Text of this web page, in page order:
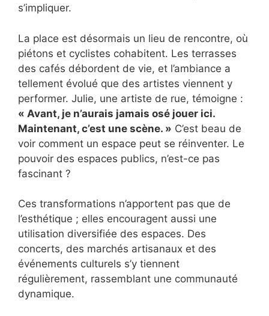
s’impliquer.
La place est désormais un lieu de rencontre, où
piétons et cyclistes cohabitent. Les terrasses
des cafés débordent de vie, et l’ambiance a
tellement évolué que des artistes viennent y
performer. Julie, une artiste de rue, témoigne :
« Avant, je n’aurais jamais osé jouer ici.
Maintenant, c’est une scène. » C’est beau de
voir comment un espace peut se réinventer. Le
pouvoir des espaces publics, n’est-ce pas
fascinant ?
Ces transformations n’apportent pas que de
l’esthétique ; elles encouragent aussi une
utilisation diversifiée des espaces. Des
concerts, des marchés artisanaux et des
événements culturels s’y tiennent
régulièrement, rassemblant une communauté
dynamique.